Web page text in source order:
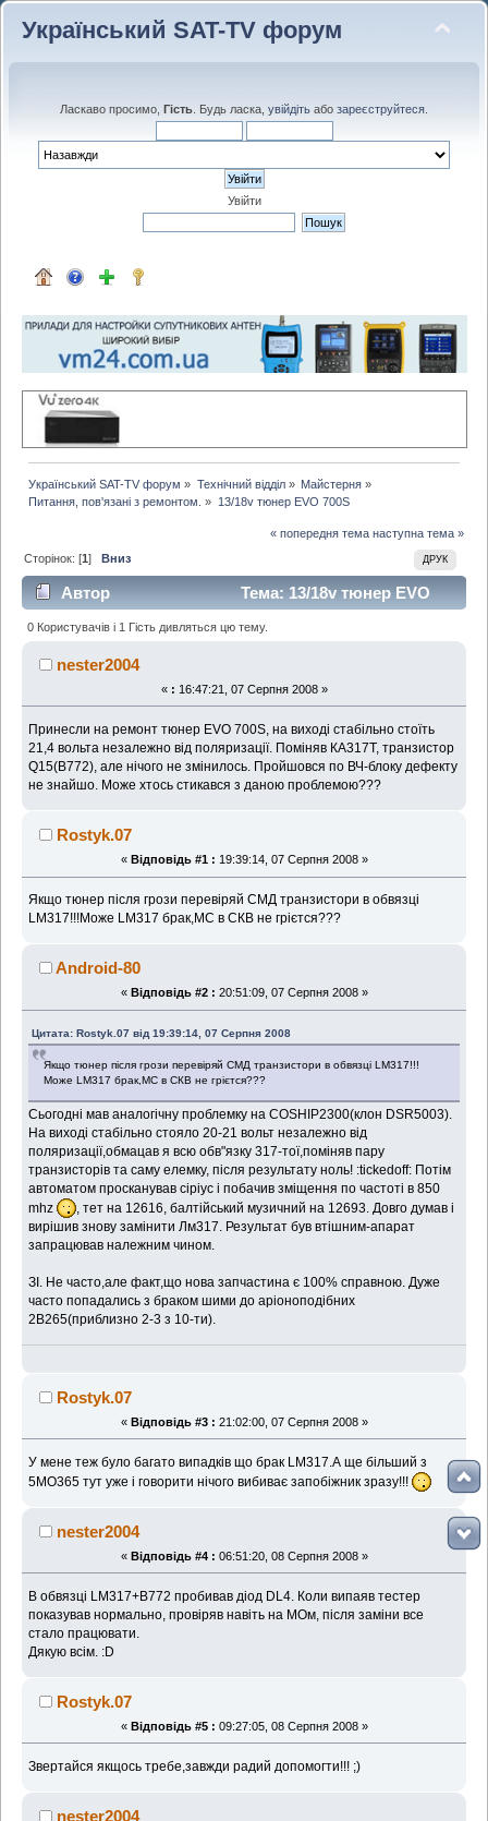
Український SAT-TV форум
Ласкаво просимо, Гість . Будь ласка, увійдіть або зареєструйтеся
Увійти
Український SAT-TV форум » Технічний відділ» Майстерня»
Питання, пов'язані з ремонтом. » 13/18v тюнер EVO 700S
« попередня тема наступна тема »
ДРУК
Сторінок: [1]Вниз
Автор
Тема: 13/18v тюнер EVO
700S (Прочитано 3168 раз)
0 Користувачів і 1 Гість дивляться цю тему.
nester2004
« : 16:47:21, 07 Серпня 2008 »
Принесли на ремонт тюнер EVO 700S, на виході стабільно стоїть
21,4 вольта незалежно від поляризації. Поміняв КА317Т, транзистор
Q15(B772), але нічого не змінилось. Пройшовся по ВЧ-блоку дефекту
не знайшо. Може хтось стикався з даною проблемою???
Rostyk.07
« Відповідь #1 : 19:39:14, 07 Серпня 2008 »
Якщо тюнер після грози перевіряй СМД транзистори в обвязці
LM317!!!Може LM317 брак,МС в СКВ не грієтся???
Android-80
« Відповідь #2 : 20:51:09, 07 Серпня 2008 »
Цитата: Rostyk.07 від 19:39:14, 07 Серпня 2008
Якщо тюнер після грози перевіряй СМД транзистори в обвязці LM317!!!
Може LM317 брак,МС в СКВ не грієтся???
Сьогодні мав аналогічну проблемку на COSHIP2300(клон DSR5003).
На виході стабільно стояло 20-21 вольт незалежно від
поляризації,обмацав я всю обв"язку 317-тої,поміняв пару
транзисторів та саму елемку, після результату ноль! :tickedoff: Потім
автоматом просканував сіріус і побачив зміщення по частоті в 850
mhz
, тет на 12616, балтійський музичний на 12693. Довго думав і
вирішив знову замінити Лм317. Результат був втішним-апарат
запрацював належним чином.
ЗІ. Не часто,але факт,що нова запчастина є 100% справною. Дуже
часто попадались з браком шими до аріоноподібних
2В265(приблизно 2-3 з 10-ти).
Rostyk.07
« Відповідь #3 : 21:02:00, 07 Серпня 2008 »
У мене теж було багато випадків що брак LM317.А ще більший з
5МО365 тут уже і говорити нічого вибиває запобіжник зразу!!!
nester2004
« Відповідь #4 : 06:51:20, 08 Серпня 2008 »
В обвязці LM317+В772 пробивав діод DL4. Коли випаяв тестер
показував нормально, провіряв навіть на МОм, після заміни все
стало працювати.
Дякую всім. :D
Rostyk.07
« Відповідь #5 : 09:27:05, 08 Серпня 2008 »
Звертайся якщось требе,завжди радий допомогти!!! ;)
nester2004